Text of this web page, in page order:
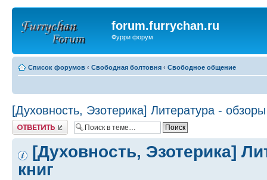
forum.furrychan.ru
Фурри форум
Список форумов ‹ Свободная болтовня ‹ Свободное общение
[Духовность, Эзотерика] Литература - обзоры
Ответить
[Духовность, Эзотерика]
книг